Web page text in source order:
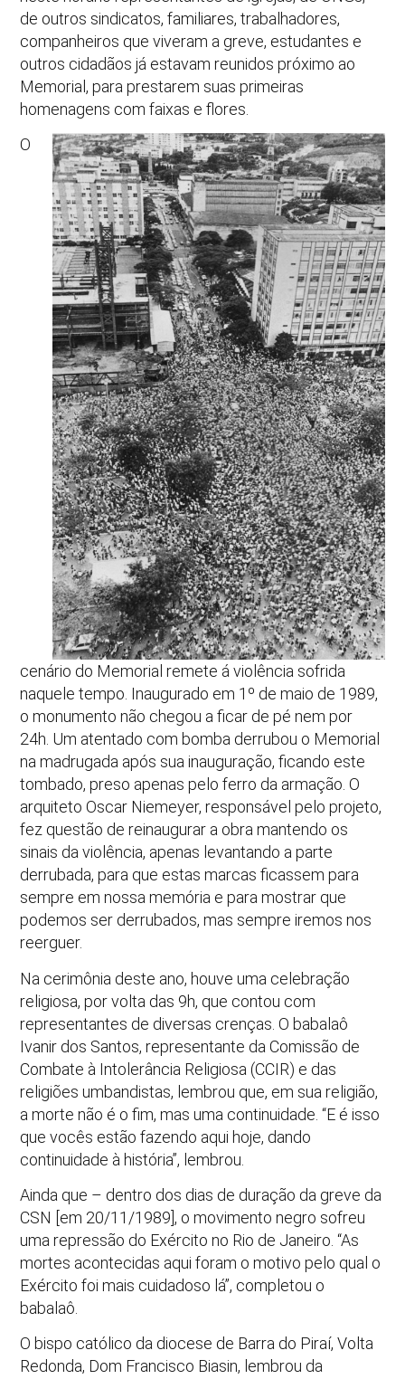
de outros sindicatos, familiares, trabalhadores,
companheiros que viveram a greve, estudantes e
outros cidadãos já estavam reunidos próximo ao
Memorial, para prestarem suas primeiras
homenagens com faixas e flores.
O
cenário do Memorial remete á violência sofrida
naquele tempo. Inaugurado em 1º de maio de 1989,
o monumento não chegou a ficar de pé nem por
24h. Um atentado com bomba derrubou o Memorial
na madrugada após sua inauguração, ficando este
tombado, preso apenas pelo ferro da armação. O
arquiteto Oscar Niemeyer, responsável pelo projeto,
fez questão de reinaugurar a obra mantendo os
sinais da violência, apenas levantando a parte
derrubada, para que estas marcas ficassem para
sempre em nossa memória e para mostrar que
podemos ser derrubados, mas sempre iremos nos
reerguer.
Na cerimônia deste ano, houve uma celebração
religiosa, por volta das 9h, que contou com
representantes de diversas crenças. O babalaô
Ivanir dos Santos, representante da Comissão de
Combate à Intolerância Religiosa (CCIR) e das
religiões umbandistas, lembrou que, em sua religião,
a morte não é o fim, mas uma continuidade. “E é isso
que vocês estão fazendo aqui hoje, dando
continuidade à história”, lembrou.
Ainda que – dentro dos dias de duração da greve da
CSN [em 20/11/1989], o movimento negro sofreu
uma repressão do Exército no Rio de Janeiro. “As
mortes acontecidas aqui foram o motivo pelo qual o
Exército foi mais cuidadoso lá”, completou o
babalaô.
O bispo católico da diocese de Barra do Piraí, Volta
Redonda, Dom Francisco Biasin, lembrou da